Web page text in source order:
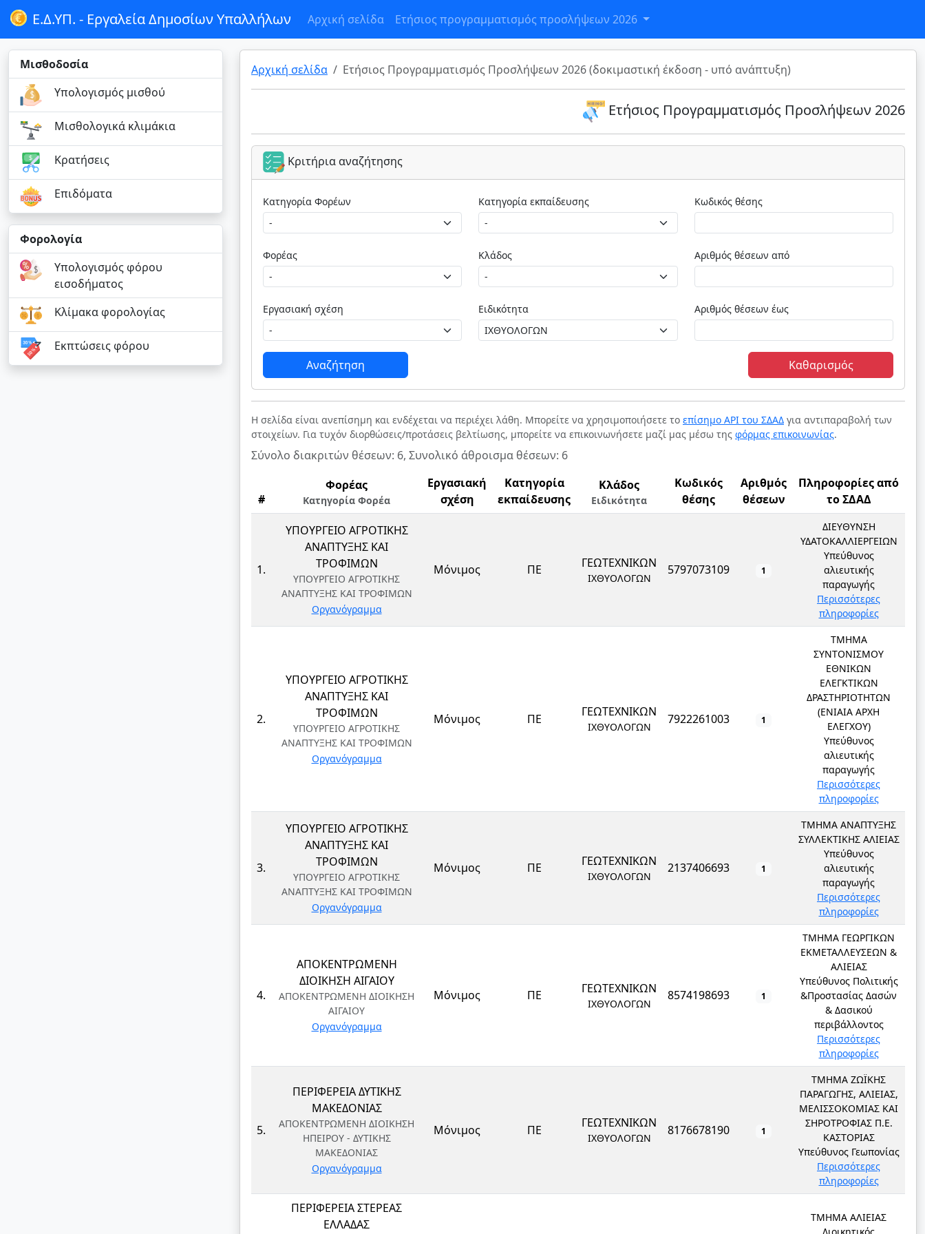
Ε.Δ.ΥΠ. - Εργαλεία Δημοσίων Υπαλλήλων Αρχική σελίδα Ετήσιος προγραμματισμός προσλήψεων 2026
Μισθοδοσία
Υπολογισμός μισθού
Μισθολογικά κλιμάκια
Κρατήσεις
Επιδόματα
Φορολογία
Υπολογισμός φόρου
εισοδήματος
Κλίμακα φορολογίας
Εκπτώσεις φόρου
Αρχική σελίδα Ετήσιος Προγραμματισμός Προσλήψεων 2026 (δοκιμαστική έκδοση - υπό ανάπτυξη)
Ετήσιος Προγραμματισμός Προσλήψεων 2026
Κριτήρια αναζήτησης
Κατηγορία Φορέων
Φορέας
Εργασιακή σχέση
Κατηγορία εκπαίδευσης
Κλάδος
Ειδικότητα
Κωδικός θέσης
Αριθμός θέσεων από
Αριθμός θέσεων έως
Αναζήτηση Καθαρισμός
Η σελίδα είναι ανεπίσημη και ενδέχεται να περιέχει λάθη. Μπορείτε να χρησιμοποιήσετε το επίσημο API του ΣΔΑΔ για αντιπαραβολή των
στοιχείων. Για τυχόν διορθώσεις/προτάσεις βελτίωσης, μπορείτε να επικοινωνήσετε μαζί μας μέσω της φόρμας επικοινωνίας.
Σύνολο διακριτών θέσεων: 6, Συνολικό άθροισμα θέσεων: 6
#
Φορέας
Κατηγορία Φορέα
Εργασιακή
σχέση
Κατηγορία
εκπαίδευσης
Κλάδος
Ειδικότητα
Κωδικός
θέσης
Αριθμός
θέσεων
Πληροφορίες από
το ΣΔΑΔ
1.
ΥΠΟΥΡΓΕΙΟ ΑΓΡΟΤΙΚΗΣ
ΑΝΑΠΤΥΞΗΣ ΚΑΙ
ΤΡΟΦΙΜΩΝ
ΥΠΟΥΡΓΕΙΟ ΑΓΡΟΤΙΚΗΣ
ΑΝΑΠΤΥΞΗΣ ΚΑΙ ΤΡΟΦΙΜΩΝ
Οργανόγραμμα
Μόνιμος ΠΕ ΓΕΩΤΕΧΝΙΚΩΝ
ΙΧΘΥΟΛΟΓΩΝ
5797073109 1
ΔΙΕΥΘΥΝΣΗ
ΥΔΑΤΟΚΑΛΛΙΕΡΓΕΙΩΝ
Υπεύθυνος
αλιευτικής
παραγωγής
Περισσότερες
πληροφορίες
2.
ΥΠΟΥΡΓΕΙΟ ΑΓΡΟΤΙΚΗΣ
ΑΝΑΠΤΥΞΗΣ ΚΑΙ
ΤΡΟΦΙΜΩΝ
ΥΠΟΥΡΓΕΙΟ ΑΓΡΟΤΙΚΗΣ
ΑΝΑΠΤΥΞΗΣ ΚΑΙ ΤΡΟΦΙΜΩΝ
Οργανόγραμμα
Μόνιμος ΠΕ ΓΕΩΤΕΧΝΙΚΩΝ
ΙΧΘΥΟΛΟΓΩΝ
7922261003 1
ΤΜΗΜΑ
ΣΥΝΤΟΝΙΣΜΟΥ
ΕΘΝΙΚΩΝ
ΕΛΕΓΚΤΙΚΩΝ
ΔΡΑΣΤΗΡΙΟΤΗΤΩΝ
(ΕΝΙΑΙΑ ΑΡΧΗ
ΕΛΕΓΧΟΥ)
Υπεύθυνος
αλιευτικής
παραγωγής
Περισσότερες
πληροφορίες
3.
ΥΠΟΥΡΓΕΙΟ ΑΓΡΟΤΙΚΗΣ
ΑΝΑΠΤΥΞΗΣ ΚΑΙ
ΤΡΟΦΙΜΩΝ
ΥΠΟΥΡΓΕΙΟ ΑΓΡΟΤΙΚΗΣ
ΑΝΑΠΤΥΞΗΣ ΚΑΙ ΤΡΟΦΙΜΩΝ
Οργανόγραμμα
Μόνιμος ΠΕ ΓΕΩΤΕΧΝΙΚΩΝ
ΙΧΘΥΟΛΟΓΩΝ
2137406693 1
ΤΜΗΜΑ ΑΝΑΠΤΥΞΗΣ
ΣΥΛΛΕΚΤΙΚΗΣ ΑΛΙΕΙΑΣ
Υπεύθυνος
αλιευτικής
παραγωγής
Περισσότερες
πληροφορίες
4.
ΑΠΟΚΕΝΤΡΩΜΕΝΗ
ΔΙΟΙΚΗΣΗ ΑΙΓΑΙΟΥ
ΑΠΟΚΕΝΤΡΩΜΕΝΗ ΔΙΟΙΚΗΣΗ
ΑΙΓΑΙΟΥ
Οργανόγραμμα
Μόνιμος ΠΕ ΓΕΩΤΕΧΝΙΚΩΝ
ΙΧΘΥΟΛΟΓΩΝ
8574198693 1
ΤΜΗΜΑ ΓΕΩΡΓΙΚΩΝ
ΕΚΜΕΤΑΛΛΕΥΣΕΩΝ &
ΑΛΙΕΙΑΣ
Υπεύθυνος Πολιτικής
&Προστασίας Δασών
& Δασικού
περιβάλλοντος
Περισσότερες
πληροφορίες
5.
ΠΕΡΙΦΕΡΕΙΑ ΔΥΤΙΚΗΣ
ΜΑΚΕΔΟΝΙΑΣ
ΑΠΟΚΕΝΤΡΩΜΕΝΗ ΔΙΟΙΚΗΣΗ
ΗΠΕΙΡΟΥ - ΔΥΤΙΚΗΣ
ΜΑΚΕΔΟΝΙΑΣ
Οργανόγραμμα
Μόνιμος ΠΕ ΓΕΩΤΕΧΝΙΚΩΝ
ΙΧΘΥΟΛΟΓΩΝ
8176678190 1
ΤΜΗΜΑ ΖΩΪΚΗΣ
ΠΑΡΑΓΩΓΗΣ, ΑΛΙΕΙΑΣ,
ΜΕΛΙΣΣΟΚΟΜΙΑΣ ΚΑΙ
ΣΗΡΟΤΡΟΦΙΑΣ Π.Ε.
ΚΑΣΤΟΡΙΑΣ
Υπεύθυνος Γεωπονίας
Περισσότερες
πληροφορίες
ΠΕΡΙΦΕΡΕΙΑ ΣΤΕΡΕΑΣ
ΕΛΛΑΔΑΣ
ΤΜΗΜΑ ΑΛΙΕΙΑΣ